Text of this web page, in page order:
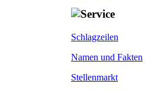
Schlagzeilen
Namen und Fakten
Stellenmarkt